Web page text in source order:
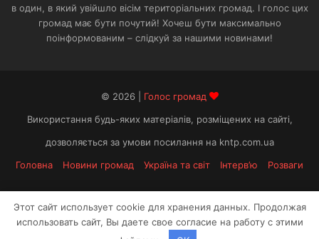
в один, в який увійшло вісім територіальних громад. І голос цих
громад має бути почутий! Хочеш бути максимально
поінформованим – слідкуй за нашими новинами!
© 2026 | Голос громад
Використання будь-яких матеріалів, розміщених на сайті,
дозволяється за умови посилання на kntp.com.ua
Головна
Новини громад Україна та світ Інтерв’ю Розваги
Этот сайт использует cookie для хранения данных. Продолжая
использовать сайт, Вы даете свое согласие на работу с этими